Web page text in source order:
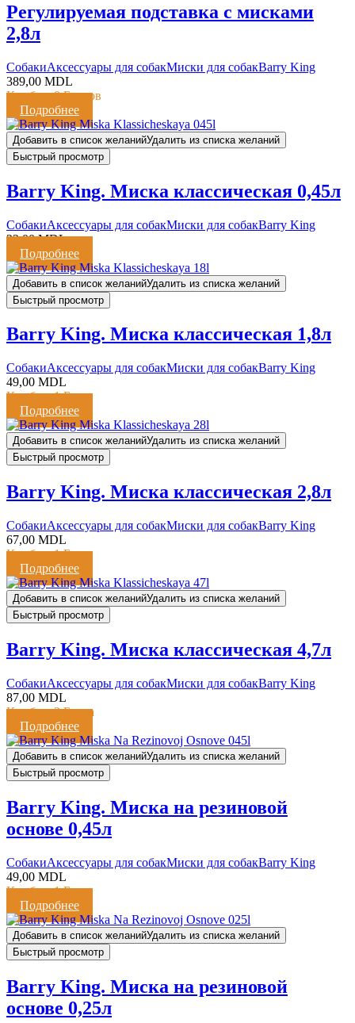
Регулируемая подставка с мисками
2,8л
CобакиАксессуары для собакМиски для собакBarry King
389,00 MDL
Кешбэк:8 Баллов
Подробнее
Добавить в список желанийУдалить из списка желаний
Быстрый просмотр
Barry King. Миска классическая 0,45л
CобакиАксессуары для собакМиски для собакBarry King
22,00MDL
Подробнее
Добавить в список желанийУдалить из списка желаний
Быстрый просмотр
Barry King. Миска классическая 1,8л
CобакиАксессуары для собакМиски для собакBarry King
49,00 MDL
Кешбэк:1 Балл
Подробнее
Добавить в список желанийУдалить из списка желаний
Быстрый просмотр
Barry King. Миска классическая 2,8л
CобакиАксессуары для собакМиски для собакBarry King
67,00 MDL
Кешбэк:1 Балл
Подробнее
Добавить в список желанийУдалить из списка желаний
Быстрый просмотр
Barry King. Миска классическая 4,7л
CобакиАксессуары для собакМиски для собакBarry King
87,00 MDL
Кешбэк:2 Балла
Подробнее
Добавить в список желанийУдалить из списка желаний
Быстрый просмотр
Barry King. Миска на резиновой
основе 0,45л
CобакиАксессуары для собакМиски для собакBarry King
49,00 MDL
Кешбэк:1 Балл
Подробнее
Добавить в список желанийУдалить из списка желаний
Быстрый просмотр
Barry King. Миска на резиновой
основе 0,25л